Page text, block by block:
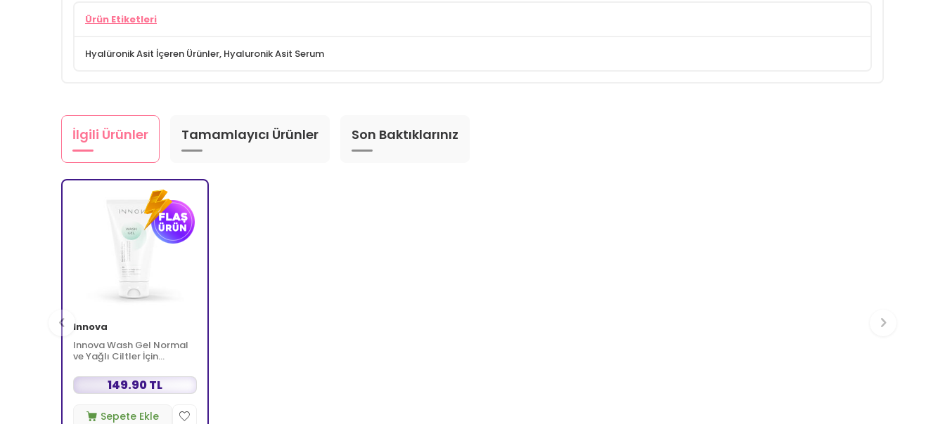
Ürün Etiketleri
Hyalüronik Asit İçeren Ürünler, Hyaluronik Asit Serum
İlgili Ürünler Tamamlayıcı Ürünler Son Baktıklarınız
Innova
Innova Wash Gel Normal
ve Yağlı Ciltler İçin
150 ml 149.90 TL
Sepete Ekle